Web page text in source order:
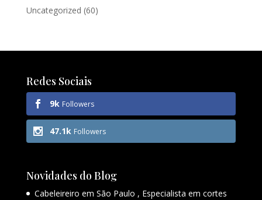
Uncategorized (60)
Redes Sociais
9k Followers
47.1k Followers
Novidades do Blog
Cabeleireiro em São Paulo , Especialista em cortes